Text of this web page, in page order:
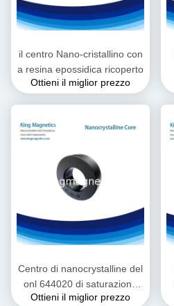
il centro Nano-cristallino con
a resina epossidica ricoperto
Ottieni il miglior prezzo
Centro di nanocrystalline del
onl 644020 di saturazione
del trasformatore
Ottieni il miglior prezzo